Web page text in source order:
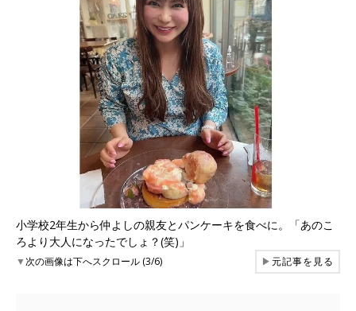
小学校2年生から仲よしの親友とパンケーキを食べに。「あのこ
ろより大人になったでしょ？(笑)」
▼次の画像は下へスクロール (3/6) ▶元記事を見る